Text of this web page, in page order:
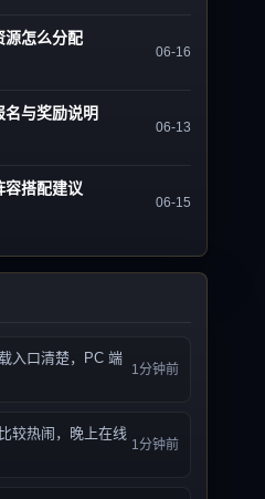
源怎么分配
06-16
名与奖励说明
06-13
容搭配建议
06-15
入口清楚，PC 端
1分钟前
较热闹，晚上在线
1分钟前